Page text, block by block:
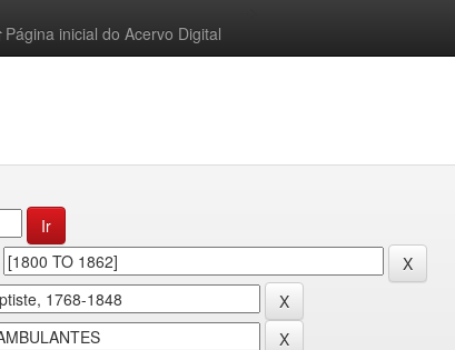
Página inicial do Acervo Digital